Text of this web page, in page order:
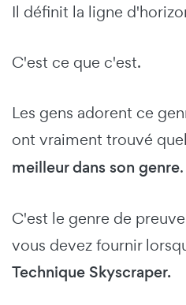
Il définit la ligne
C'est ce que c'est.
Les gens adorent ce
ont vraiment trouvé
meilleur dans son genre.
C'est le genre de
vous devez fournir
Technique Skyscraper.